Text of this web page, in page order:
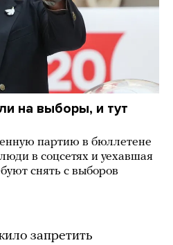
на выборы, и тут
партию в бюллетене
в соцсетях и уехавшая
снять с выборов
запретить